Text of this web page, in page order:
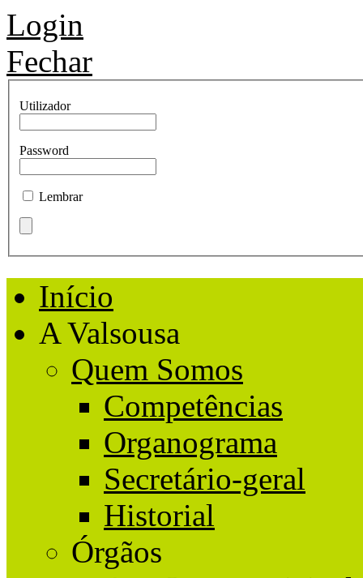
Login
Fechar
Utilizador
Password
Lembrar
Início
A Valsousa
Quem Somos
Competências
Organograma
Secretário-geral
Historial
Órgãos